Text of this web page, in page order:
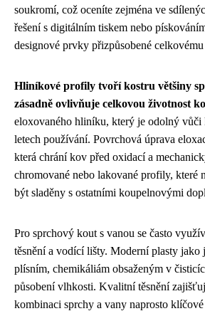
soukromí, což oceníte zejména ve
řešení s digitálním tiskem nebo
designové prvky přizpůsobené
Hliníkové profily tvoří kostru většiny
zásadně ovlivňuje celkovou životnost
eloxovaného hliníku, který je odolný
letech používání. Povrchová úprava
která chrání kov před oxidací a
chromované nebo lakované profily, které
být sladěny s ostatními koupelnovými
Pro sprchový kout s vanou se často
těsnění a vodící lišty. Moderní plasty
plísním, chemikáliám obsaženým v
působení vlhkosti. Kvalitní těsnění
kombinaci sprchy a vany naprosto